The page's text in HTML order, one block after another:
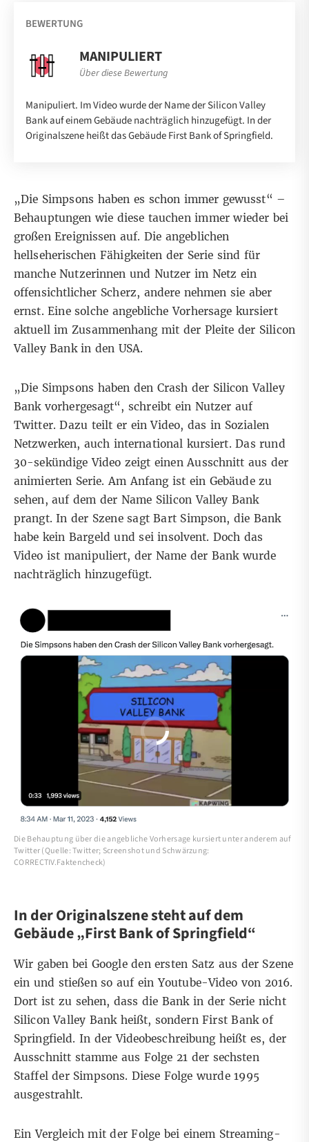
BEWERTUNG
MANIPULIERT
Über diese Bewertung
Manipuliert. Im Video wurde der Name der Silicon Valley
Bank auf einem Gebäude nachträglich hinzugefügt. In der
Originalszene heißt das Gebäude First Bank of Springfield.
„Die Simpsons haben es schon immer gewusst“ –
Behauptungen wie diese tauchen immer wieder bei
großen Ereignissen auf. Die angeblichen
hellseherischen Fähigkeiten der Serie sind für
manche Nutzerinnen und Nutzer im Netz ein
offensichtlicher Scherz, andere nehmen sie aber
ernst. Eine solche angebliche Vorhersage kursiert
aktuell im Zusammenhang mit der Pleite der Silicon
Valley Bankin den USA.
„Die Simpsons haben den Crash der Silicon Valley
Bank vorhergesagt“, schreibt ein Nutzer auf
Twitter. Dazu teilt er ein Video, das in Sozialen
Netzwerken, auch international kursiert. Das rund
30-sekündige Video zeigt einen Ausschnitt aus der
animierten Serie. Am Anfang ist ein Gebäude zu
sehen, auf dem der Name Silicon Valley Bank
prangt. In der Szene sagt Bart Simpson, die Bank
habe kein Bargeld und sei insolvent. Doch das
Video ist manipuliert, der Name der Bank wurde
nachträglich hinzugefügt.
Die Behauptung über die angebliche Vorhersage kursiert unter anderem auf
Twitter (Quelle: Twitter; Screenshot und Schwärzung:
CORRECTIV.Faktencheck)
In der Originalszene steht auf dem
Gebäude „First Bank of Springfield“
Wir gaben bei Google denersten Satz aus der Szene
ein und stießen so auf einYoutube-Video von 2016.
Dort ist zu sehen, dass die Bank in der Serie nicht
Silicon Valley Bank heißt, sondern First Bank of
Springfield. In der Videobeschreibung heißt es, der
Ausschnitt stamme aus Folge 21 der sechsten
Staffel der Simpsons. Diese Folge wurde1995
ausgestrahlt.
Ein Vergleich mit der Folge bei einem Streaming-